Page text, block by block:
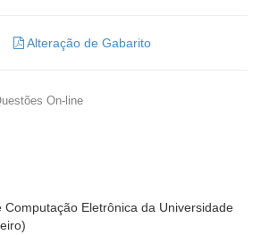
Alteração de Gabarito
On-line
Computação Eletrônica da Universidade